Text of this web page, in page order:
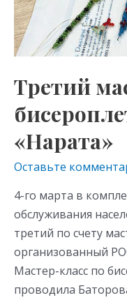
Третий
«Нарата»
Оставьте
4-го марта в
обслуживания
третий по счету
организованный
Мастер-класс по
проводила
в
КЦ
«Нарата»